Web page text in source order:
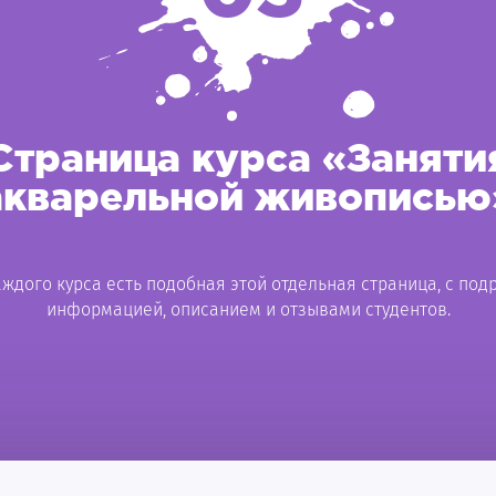
курса
курса есть подобная этой отдельная страница, с
информацией, описанием и отзывами студентов.